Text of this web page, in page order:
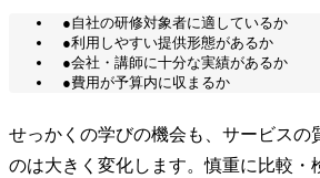
●自社の研修対象者に適しているか
●利用しやすい提供形態があるか
●会社・講師に十分な実績があるか
●費用が予算内に収まるか
せっかくの学びの機会も、サービスの
のは大きく変化します。慎重に比較・